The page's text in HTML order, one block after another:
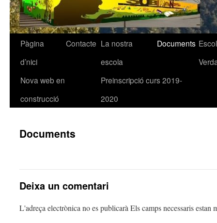
Vés
contingut
Pàgina
d’nici
Contacte La nostra
escola
Documents
Nova web en
construcció
Preinscripció curs 2019-
2020
Documents
Deixa un comentari
L'adreça electrònica no es publicarà Els camps necessaris estan